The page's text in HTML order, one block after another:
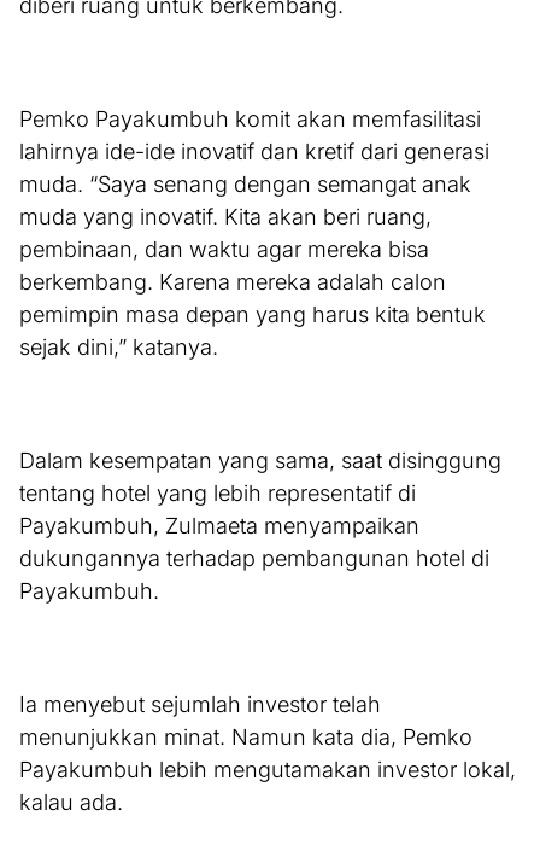
diberi ruang untuk berkembang.
Pemko Payakumbuh komit akan memfasilitasi
lahirnya ide-ide inovatif dan kretif dari generasi
muda. “Saya senang dengan semangat anak
muda yang inovatif. Kita akan beri ruang,
pembinaan, dan waktu agar mereka bisa
berkembang. Karena mereka adalah calon
pemimpin masa depan yang harus kita bentuk
sejak dini,” katanya.
Dalam kesempatan yang sama, saat disinggung
tentang hotel yang lebih representatif di
Payakumbuh, Zulmaeta menyampaikan
dukungannya terhadap pembangunan hotel di
Payakumbuh.
Ia menyebut sejumlah investor telah
menunjukkan minat. Namun kata dia, Pemko
Payakumbuh lebih mengutamakan investor lokal,
kalau ada.